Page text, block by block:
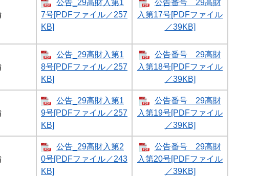
公告_29高財入第1
7号[PDFファイル／257
KB]
公告番号 29高財
入第17号[PDFファイル
／39KB]
公告_29高財入第1
8号[PDFファイル／257
KB]
公告番号 29高財
入第18号[PDFファイル
／39KB]
公告_29高財入第1
9号[PDFファイル／257
KB]
公告番号 29高財
入第19号[PDFファイル
／39KB]
公告_29高財入第2
0号[PDFファイル／243
KB]
公告番号 29高財
入第20号[PDFファイル
／39KB]